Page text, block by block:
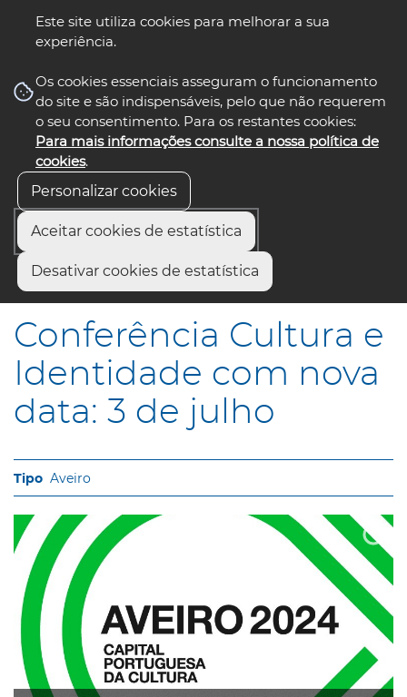
Este site utiliza cookies para melhorar a sua
experiência.
Os cookies essenciais asseguram o funcionamento
do site e são indispensáveis, pelo que não requerem
o seu consentimento. Para os restantes cookies:
Para mais informações consulte a nossa política de
cookies.
Personalizar cookies
Aceitar cookies de estatística
Desativar cookies de estatística
nos select language
Início
Conferência Cultura e Identidade com nova data: 3 de julho
Conferência Cultura e
Identidade com nova
data: 3 de julho
Aveiro